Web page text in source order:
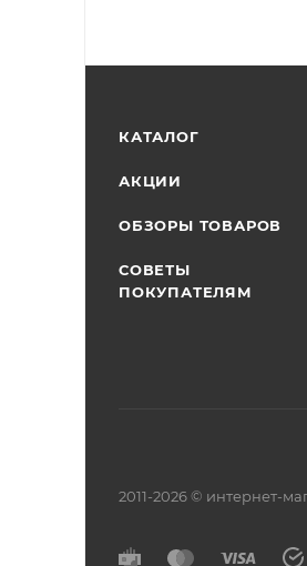
КАТАЛОГ
АКЦИИ
ОБЗОРЫ ТОВАРОВ
СОВЕТЫ
ПОКУПАТЕЛЯМ
2011-2026 © интернет-